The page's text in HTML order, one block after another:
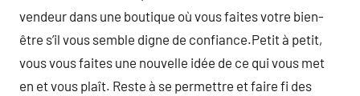
vendeur dans une boutique où vous faites votre bien-
être s’il vous semble digne de confiance.Petit à petit,
vous vous faites une nouvelle idée de ce qui vous met
en et vous plaît. Reste à se permettre et faire fi des